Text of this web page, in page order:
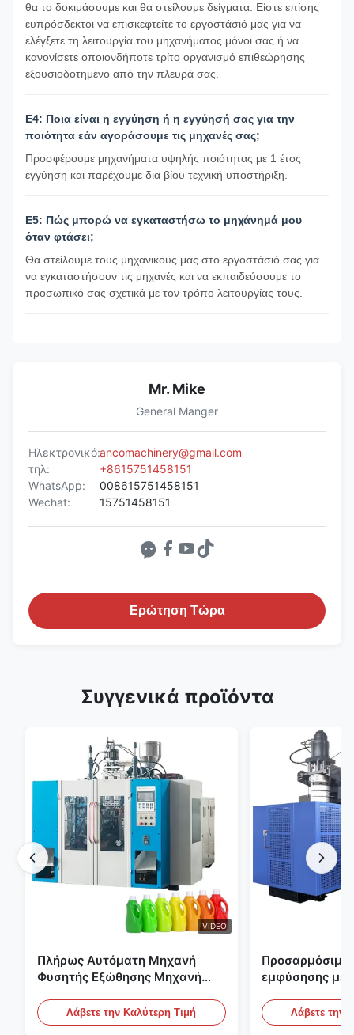
θα το δοκιμάσουμε και θα στείλουμε δείγματα. Είστε επίσης
ευπρόσδεκτοι να επισκεφτείτε το εργοστάσιό μας για να
ελέγξετε τη λειτουργία του μηχανήματος μόνοι σας ή να
κανονίσετε οποιονδήποτε τρίτο οργανισμό επιθεώρησης
εξουσιοδοτημένο από την πλευρά σας.
Ε4: Ποια είναι η εγγύηση ή η εγγύησή σας για την
ποιότητα εάν αγοράσουμε τις μηχανές σας;
Προσφέρουμε μηχανήματα υψηλής ποιότητας με 1 έτος
εγγύηση και παρέχουμε δια βίου τεχνική υποστήριξη.
Ε5: Πώς μπορώ να εγκαταστήσω το μηχάνημά μου
όταν φτάσει;
Θα στείλουμε τους μηχανικούς μας στο εργοστάσιό σας για
να εγκαταστήσουν τις μηχανές και να εκπαιδεύσουμε το
προσωπικό σας σχετικά με τον τρόπο λειτουργίας τους.
Mr. Mike
General Manger
Ηλεκτρονικό:ancomachinery@gmail.com
τηλ:
+8615751458151
WhatsApp:
008615751458151
Wechat:
15751458151
Ερώτηση Τώρα
Συγγενικά προϊόντα
VIDEO
Πλήρως Αυτόματη Μηχανή
Φυσητής Εξώθησης Μηχανή
Λάβετε την Καλύτερη Τιμή
Προσαρμόσιμη
εμφύσησης με
Αυτόματος
εμφύσησης
Λάβετε την